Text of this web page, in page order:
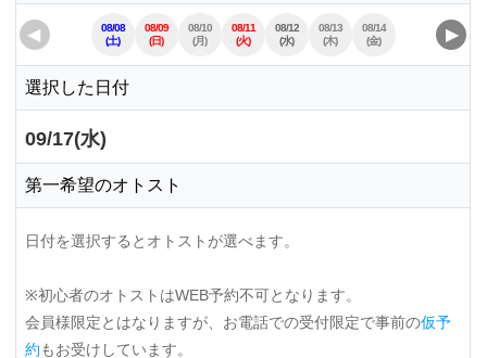
◀
08/08
(土)
08/09
(日)
08/10
(月)
08/11
(火)
08/12
(水)
08/13
(木)
08/14
(金)
08/16
(日)
▶
選択した日付
09/17(水)
第一希望のオトスト
日付を選択するとオトストが選べます。
※初心者のオトストはWEB予約不可となります。
会員様限定とはなりますが、お電話での受付限定で事前の仮予
約もお受けしています。